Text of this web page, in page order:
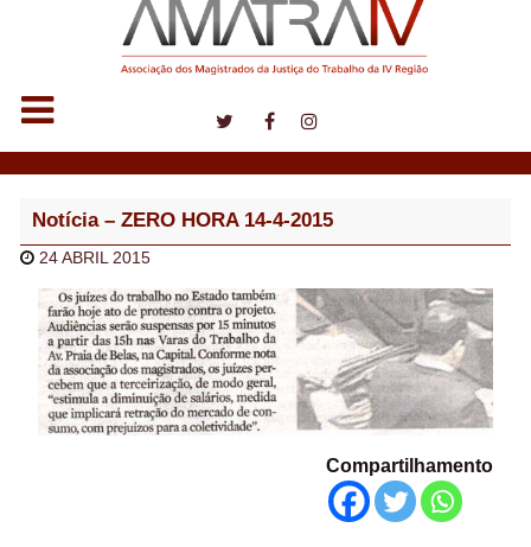
Notícia – ZERO HORA 14-4-2015
24 ABRIL 2015
Compartilhamento